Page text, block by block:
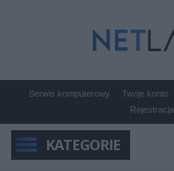
Serwis komputerowy Twoje konto
Rejestracja
KATEGORIE